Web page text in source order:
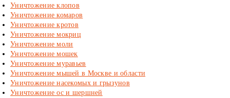
Уничтожение клопов
Уничтожение комаров
Уничтожение кротов
Уничтожение мокриц
Уничтожение моли
Уничтожение мошек
Уничтожение муравьев
Уничтожение мышей в Москве и области
Уничтожение насекомых и грызунов
Уничтожение ос и шершней